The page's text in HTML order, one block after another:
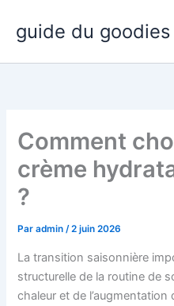
contenu
guide du goodies
Comment
crème
?
Paradmin/2 juin 2026
La transition saisonnière
structurelle de la routine de
chaleur et de l’augmentation